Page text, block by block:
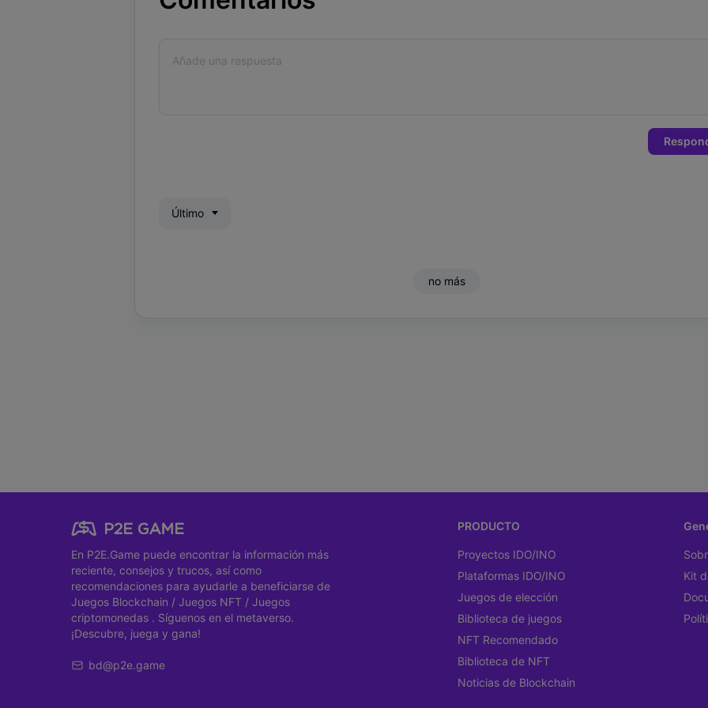
Último
no más
En P2E.Game puede encontrar la información más
reciente, consejos y trucos, así como
recomendaciones para ayudarle a beneficiarse de
Juegos Blockchain / Juegos NFT / Juegos
criptomonedas . Síguenos en el metaverso.
¡Descubre, juega y gana!
bd@p2e.game
PRODUCTO
Proyectos IDO/INO
Plataformas IDO/INO
Juegos de elección
Biblioteca de juegos
NFT Recomendado
Biblioteca de NFT
Noticias de Blockchain
Kit